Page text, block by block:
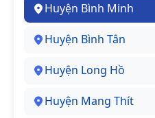
Huyện Bình Minh
Huyện Bình Tân
Huyện Long Hồ
Huyện Mang Thít